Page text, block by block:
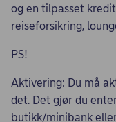
og en tilpasset
reiseforsikring,
PS!
Aktivering: Du må
det. Det gjør du
butikk/minibank